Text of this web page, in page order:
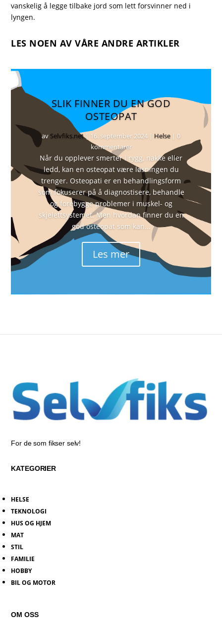
vanskelig å legge tilbake jord som lett forsvinner ned i
lyngen.
LES NOEN AV VÅRE ANDRE ARTIKLER
SLIK FINNER DU EN GOD
OSTEOPAT
av Selvfiks.net| 16. september 2024 | Helse | 0
kommentarer
Når du opplever smerter i rygg, nakke eller
ledd, kan en osteopat være løsningen du
trenger. Osteopati er en behandlingsform
som fokuserer på å diagnostisere, behandle
og forebygge problemer i muskel- og
skjelettsystemet. Men hvordan finner du en
god osteopat som kan...
Les mer
For de som fikser selv!
KATEGORIER
HELSE
TEKNOLOGI
HUS OG HJEM
MAT
STIL
FAMILIE
HOBBY
BIL OG MOTOR
OM OSS